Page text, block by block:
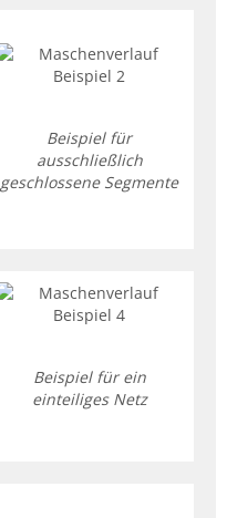
Beispiel für
ausschließlich
geschlossene Segmente
Beispiel für ein
einteiliges Netz